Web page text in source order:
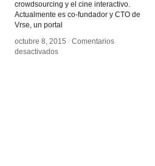
crowdsourcing y el cine interactivo.
Actualmente es co-fundador y CTO de
Vrse, un portal
octubre 8, 2015 / Comentarios
desactivadosen
octubre 8, 2015 / Comentarios
desactivadosen